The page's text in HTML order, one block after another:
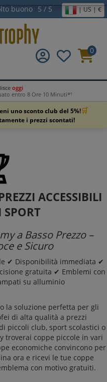
buono 5 / 5 | US | €
0
oggi
entro 8 Ore 10 Minuti*¹
uno sconto club del 5%!🛒
i prezzi scontati!
ACCESSIBILI
SPORT
a Basso Prezzo –
e Sicuro
✔ Disponibilità immediata ✔
gratuita ✔ Emblemi con
su alluminio
la soluzione perfetta per gli
di alta qualità a prezzi
piccoli club, sport scolastici o
troverai coppe piccole in vari
economiche convincono per
ora e ricevi le tue coppe
con motivo gratuiti.